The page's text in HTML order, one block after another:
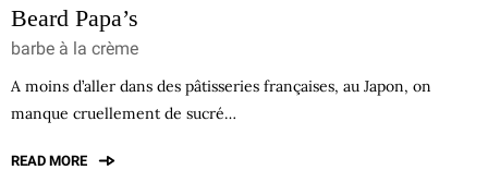
Beard Papa’s
barbe à la crème
A moins d’aller dans des pâtisseries françaises, au Japon, on
manque cruellement de sucré…
READ MORE